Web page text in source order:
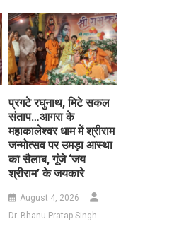
प्रगटे रघुनाथ, मिटे सकल
संताप…आगरा के
महाकालेश्वर धाम में श्रीराम
जन्मोत्सव पर उमड़ा आस्था
का सैलाब, गूंजे ‘जय
श्रीराम’ के जयकारे
August 4, 2026
Dr. Bhanu Pratap Singh